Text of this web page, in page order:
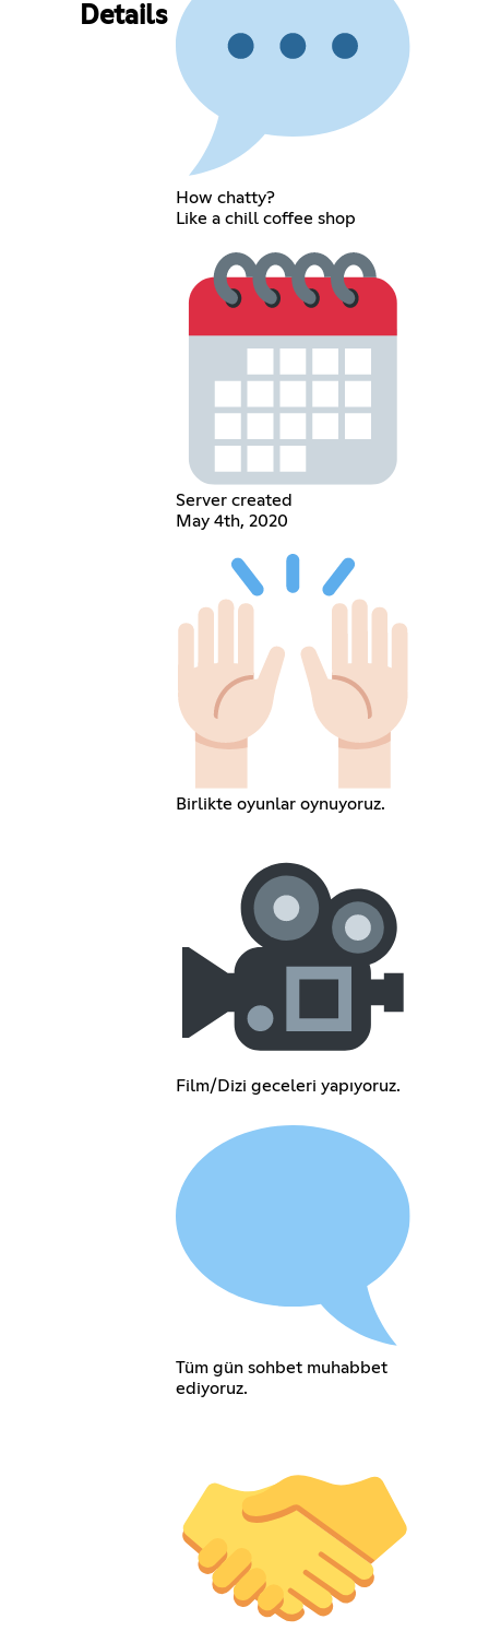
Details
How chatty?
Like a chill coffee shop
Server created
May 4th, 2020
Birlikte oyunlar oynuyoruz.
Film/Dizi geceleri yapıyoruz.
Tüm gün sohbet muhabbet
ediyoruz.